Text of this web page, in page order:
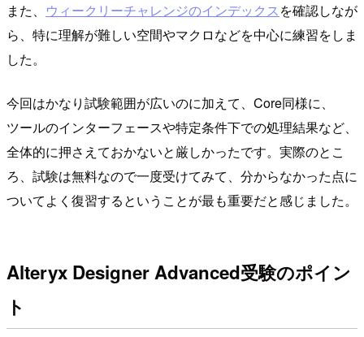
また、 ウィークリーチャレンジのインデックスを確認しなが
ら、特に理解が難しい空間やマクロなどを中心に練習をしま
した。
今回はかなり試験範囲が広いのに加えて、Core同様に、
ツールのインターフェースや特定条件下での処理結果など、
全体的に押さえておかないと厳しかったです。実際のとこ
ろ、試験は無料なので一度受けてみて、分からなかった点に
ついてよく復習するということが最も重要だと感じました。
Alteryx Designer Advanced受験のポイン
ト